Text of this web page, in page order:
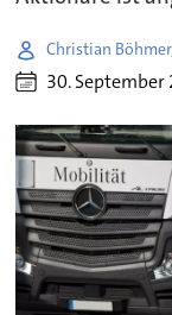
Christian
30. September